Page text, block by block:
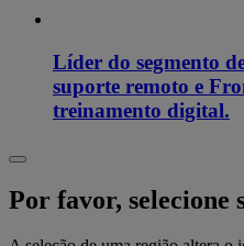
Líder do segmento
suporte remoto e
treinamento digital.
Por favor, selecione